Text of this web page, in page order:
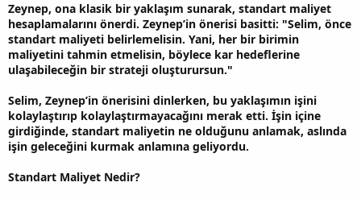
Zeynep, ona klasik bir yaklaşım sunarak, standart maliyet
hesaplamalarını önerdi. Zeynep’in önerisi basitti: "Selim, önce
standart maliyeti belirlemelisin. Yani, her bir birimin
maliyetini tahmin etmelisin, böylece kar hedeflerine
ulaşabileceğin bir strateji oluşturursun."
Selim, Zeynep’in önerisini dinlerken, bu yaklaşımın işini
kolaylaştırıp kolaylaştırmayacağını merak etti. İşin içine
girdiğinde, standart maliyetin ne olduğunu anlamak, aslında
işin geleceğini kurmak anlamına geliyordu.
Standart Maliyet Nedir?